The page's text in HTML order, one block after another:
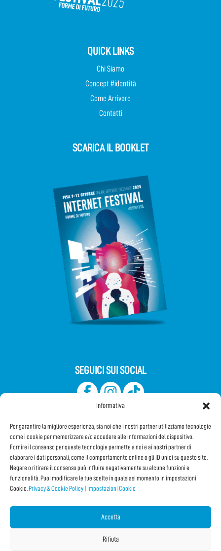
Informativa
Per garantire la migliore esperienza, sia noi che i nostri partner utilizziamo tecnologie
come i cookie per memorizzare e/o accedere alle informazioni del dispositivo.
Fornire il consenso per queste tecnologie permette a noi e ai nostri partner di
elaborare i dati personali, come il comportamento online o gli ID unici su questo sito.
Negare o ritirare il consenso può influire negativamente su alcune funzioni e
funzionalità. Puoi modificare le tue scelte in qualsiasi momento in impostazioni
Cookie. Privacy & Cookie Policy Impostazioni Cookie
Accetta
Rifiuta
QUICK LINKS
Chi Siamo
Concept #identità
Come Arrivare
Contatti
SCARICA IL BOOKLET
SEGUICI SUI SOCIAL
Iscriviti alla Newsletter
CONDIVIDI QUESTA PAGINA!
Facebook